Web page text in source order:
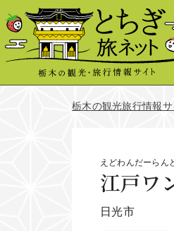
栃木の観光旅行情報
えどわんだーら
江戸ワ
日光市